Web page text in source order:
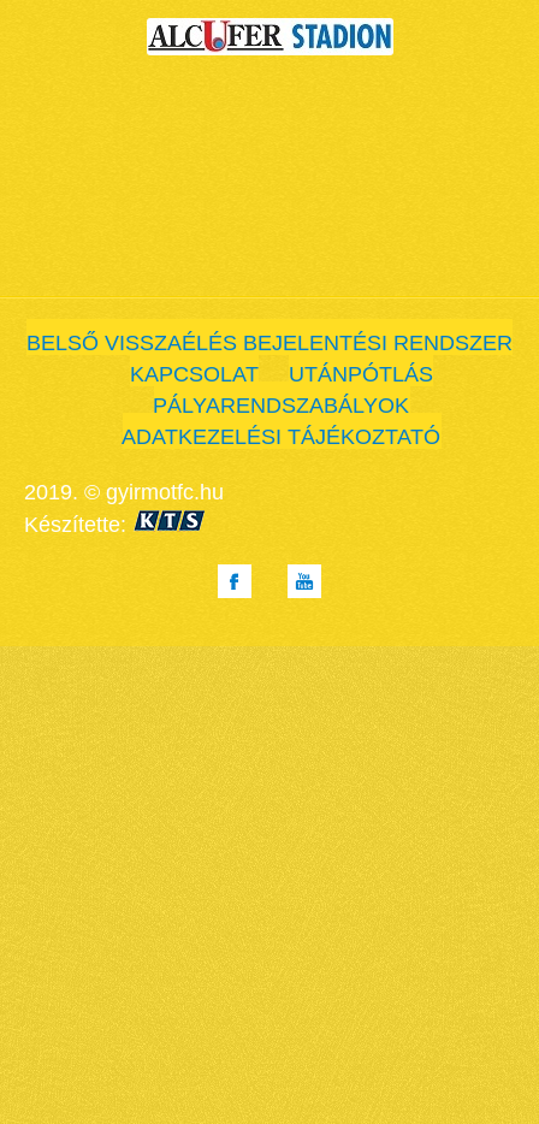
BELSŐ VISSZAÉLÉS BEJELENTÉSI RENDSZER
KAPCSOLAT
UTÁNPÓTLÁS
PÁLYARENDSZABÁLYOK
ADATKEZELÉSI TÁJÉKOZTATÓ
2019. © gyirmotfc.hu
Készítette: